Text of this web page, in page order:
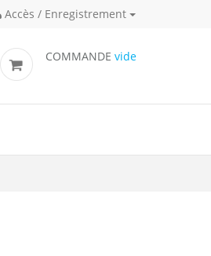
Accès / Enregistrement
COMMANDE vide